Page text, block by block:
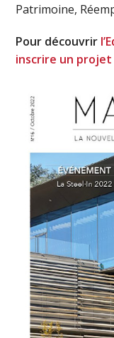
Patrimoine,
Pour découvrir
inscrire un projet